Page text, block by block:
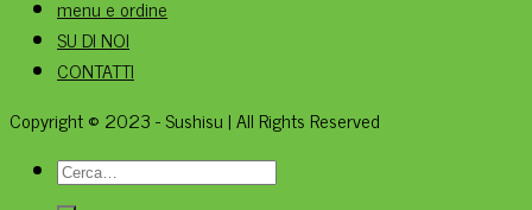
menu e ordine
SU DI NOI
CONTATTI
Copyright © 2023 - Sushisu | All Rights Reserved
Cerca: